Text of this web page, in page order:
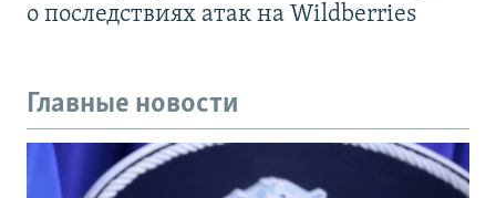
о последствиях атак на Wildberries
Главные новости